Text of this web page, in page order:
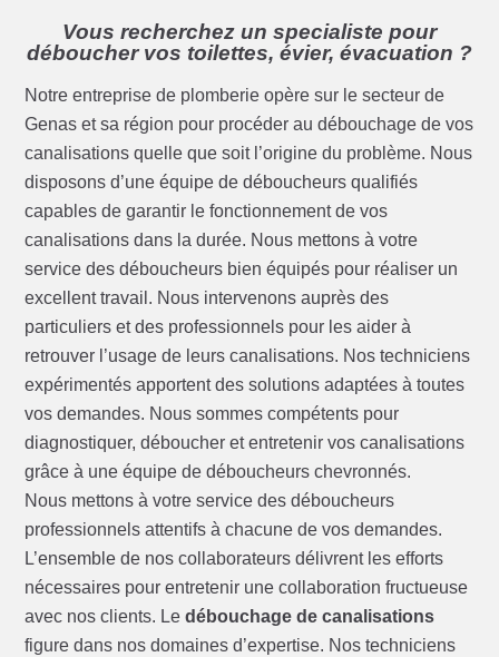
Vous recherchez un specialiste pour
déboucher vos toilettes, évier, évacuation ?
Notre entreprise de plomberie opère sur le secteur de
Genas et sa région pour procéder au débouchage de vos
canalisations quelle que soit l’origine du problème. Nous
disposons d’une équipe de déboucheurs qualifiés
capables de garantir le fonctionnement de vos
canalisations dans la durée. Nous mettons à votre
service des déboucheurs bien équipés pour réaliser un
excellent travail. Nous intervenons auprès des
particuliers et des professionnels pour les aider à
retrouver l’usage de leurs canalisations. Nos techniciens
expérimentés apportent des solutions adaptées à toutes
vos demandes. Nous sommes compétents pour
diagnostiquer, déboucher et entretenir vos canalisations
grâce à une équipe de déboucheurs chevronnés.
Nous mettons à votre service des déboucheurs
professionnels attentifs à chacune de vos demandes.
L’ensemble de nos collaborateurs délivrent les efforts
nécessaires pour entretenir une collaboration fructueuse
avec nos clients. Ledébouchage de canalisations
figure dans nos domaines d’expertise. Nos techniciens